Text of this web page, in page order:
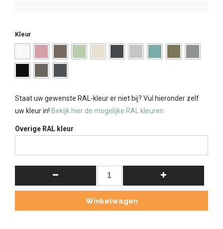
Kleur
Staat uw gewenste RAL-kleur er niet bij? Vul hieronder zelf
uw kleur in! Bekijk hier de mogelijke RAL kleuren
Overige RAL kleur
Bo
voor
Winkelwagen